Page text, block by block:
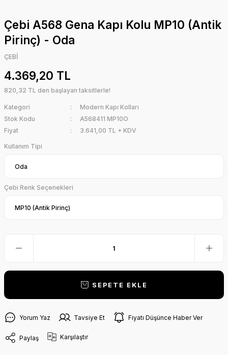
Çebi A568 Gena Kapı Kolu MP10 (Antik
Pirinç) - Oda
ÇEBİ
4.369,20 TL
820,32 TL den başlayan taksitlerle!
Kategori
Modern Kapı Kolları
Stok Kodu
A568411 MP10O
Fiyat
3.641,00 TL + KDV
Kullanım Tipi
Çebi Renk Seçenekleri
SEPETE EKLE
Yorum Yaz Tavsiye Et Fiyatı Düşünce Haber Ver
Paylaş Karşılaştır